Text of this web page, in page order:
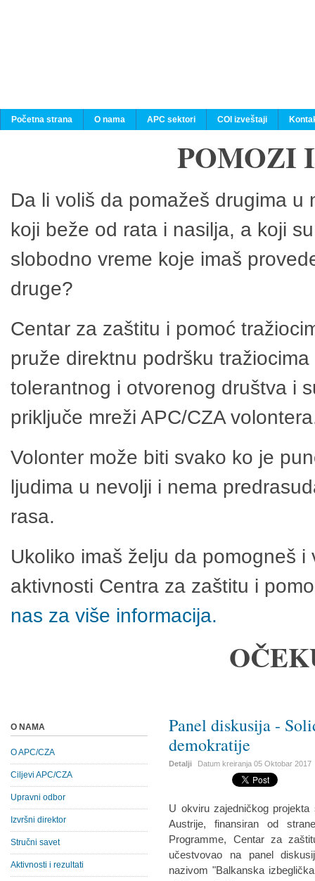
Početna strana O nama APC sektori COI izveštaji
POMOZI
Da li voliš da pomažeš drugima
koji beže od rata i nasilja, a koji
slobodno vreme koje imaš
druge?
Centar za zaštitu i pomoć
pruže direktnu podršku
tolerantnog i otvorenog društva i
priključe mreži APC/CZA
Volonter može biti svako ko je
ljudima u nevolji i nema
rasa.
Ukoliko imaš želju da pomogneš
aktivnosti Centra za zaštitu i
nas za više informacija.
Panel diskusija -
demokratije
Detalji Datum kreiranja05 Oktobar 2017
U okviru zajedničkog
Austrije, finansiran od
Programme, Centar za
učestvovao na panel
nazivom "Balkanska
O NAMA
O APC/CZA
Ciljevi APC/CZA
Upravni odbor
Izvršni direktor
Stručni savet
Aktivnosti i rezultati